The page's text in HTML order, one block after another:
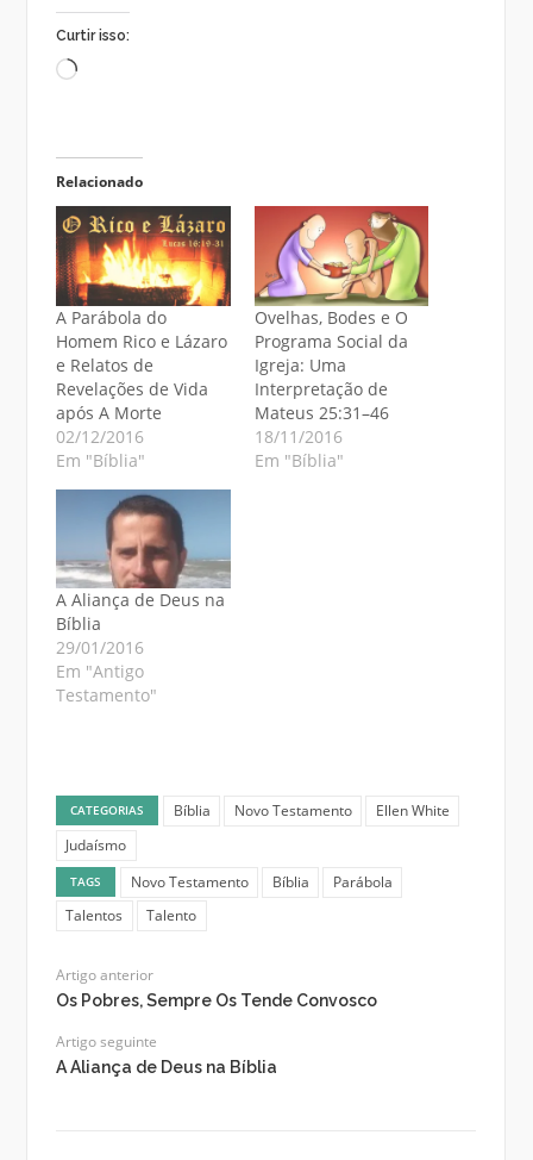
Curtir isso:
Carregando...
Relacionado
A Parábola do
Homem Rico e Lázaro
e Relatos de
Revelações de Vida
após A Morte
02/12/2016
Em "Bíblia"
Ovelhas, Bodes e O
Programa Social da
Igreja: Uma
Interpretação de
Mateus 25:31–46
18/11/2016
Em "Bíblia"
A Aliança de Deus na
Bíblia
29/01/2016
Em "Antigo
Testamento"
CATEGORIAS Bíblia Novo Testamento
Ellen White
Judaísmo
TAGS Novo Testamento Bíblia
Parábola
Talentos
Talento
Artigo anterior
Os Pobres, Sempre Os Tende Convosco
Artigo seguinte
A Aliança de Deus na Bíblia